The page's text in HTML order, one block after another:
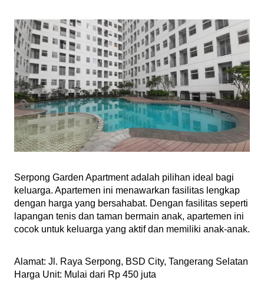
Serpong Garden Apartment adalah pilihan ideal bagi
keluarga. Apartemen ini menawarkan fasilitas lengkap
dengan harga yang bersahabat. Dengan fasilitas seperti
lapangan tenis dan taman bermain anak, apartemen ini
cocok untuk keluarga yang aktif dan memiliki anak-anak.
Alamat: Jl. Raya Serpong, BSD City, Tangerang Selatan
Harga Unit: Mulai dari Rp 450 juta